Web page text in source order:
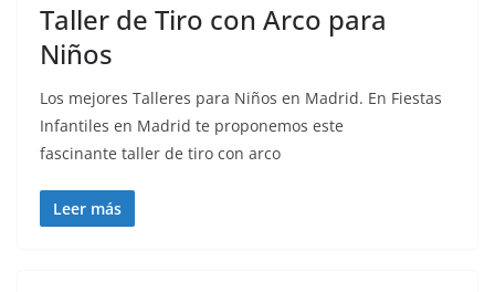
Taller de Tiro con Arco para
Niños
Los mejores Talleres para Niños en Madrid. En Fiestas
Infantiles en Madrid te proponemos este
fascinante taller de tiro con arco
Leer más